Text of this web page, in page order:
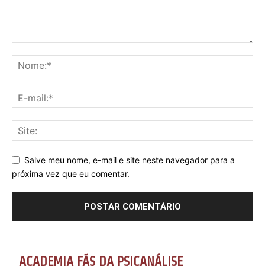
Salve meu nome, e-mail e site neste navegador para a
próxima vez que eu comentar.
ACADEMIA FÃS DA PSICANÁLISE